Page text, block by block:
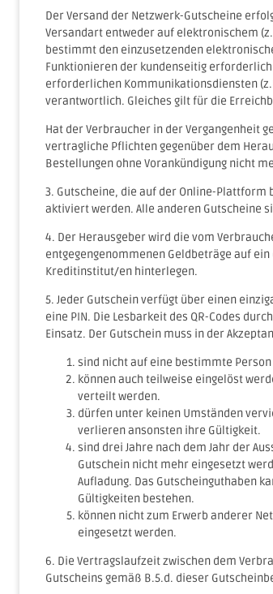
Der Versand der Netzwerk-Gutscheine
Versandart entweder auf elektronischem
bestimmt den einzusetzenden
Funktionieren der kundenseitig
erforderlichen Kommunikationsdiensten
verantwortlich. Gleiches gilt für die
Hat der Verbraucher in der Vergangenheit
vertragliche Pflichten gegenüber dem
Bestellungen ohne Vorankündigung nicht
3. Gutscheine, die auf der Online-
aktiviert werden. Alle anderen Gutscheine
4. Der Herausgeber wird die vom
entgegengenommenen Geldbeträge auf
Kreditinstitut/en hinterlegen.
5. Jeder Gutschein verfügt über einen
eine PIN. Die Lesbarkeit des QR-Codes
Einsatz. Der Gutschein muss in der
sind nicht auf eine bestimmte
können auch teilweise eingelöst
verteilt werden.
dürfen unter keinen Umständen
verlieren ansonsten ihre Gültigkeit.
sind drei Jahre nach dem Jahr der
Gutschein nicht mehr eingesetzt
Aufladung. Das Gutscheinguthaben
Gültigkeiten bestehen.
können nicht zum Erwerb anderer
eingesetzt werden.
6. Die Vertragslaufzeit zwischen dem
Gutscheins gemäß B.5.d. dieser